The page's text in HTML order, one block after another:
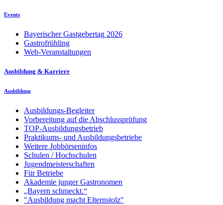
Events
Bayerischer Gastgebertag 2026
Gastrofrühling
Web-Veranstaltungen
Ausbildung & Karriere
Ausbildung
Ausbildungs-Begleiter
Vorbereitung auf die Abschlussprüfung
TOP-Ausbildungsbetrieb
Praktikums- und Ausbildungsbetriebe
Weitere Jobbörseninfos
Schulen / Hochschulen
Jugendmeisterschaften
Für Betriebe
Akademie junger Gastronomen
„Bayern schmeckt.“
"Ausbildung macht Elternstolz"